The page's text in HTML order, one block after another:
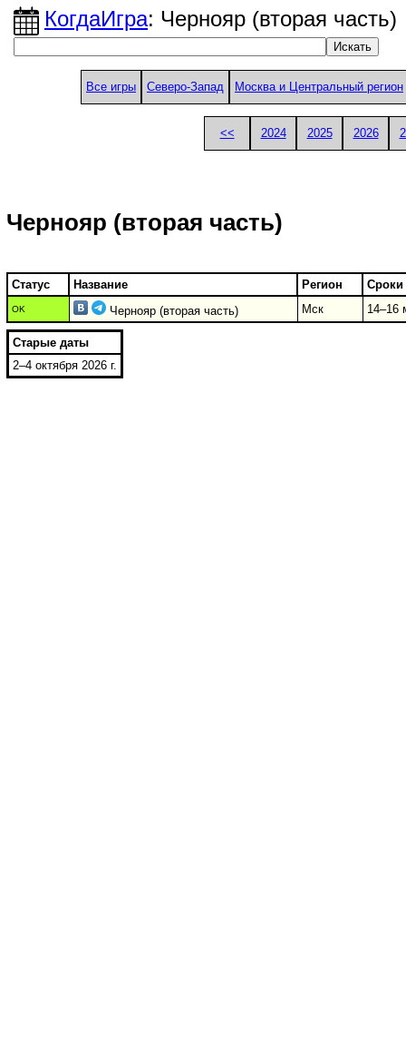
КогдаИгра: Чернояр (вторая часть)
Все игры Северо-Запад Москва и Центральный регион
<< 2024 2025 2026
Чернояр (вторая часть)
Статус Название Регион Сроки
OK Чернояр (вторая часть) Мск 14–16
Старые даты
2–4 октября 2026 г.